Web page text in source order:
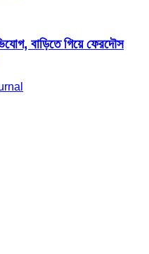
বাড়িতে গিয়ে ফেরদৌস